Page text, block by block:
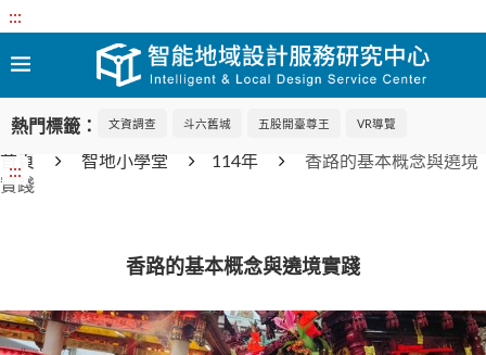
:::
熱門標籤： 文資調查 斗六舊城 五股開臺尊王 VR導覽
:::
首頁 智地小學堂 114年
香路的基本概念與遶境
實踐
香路的基本概念與遶境實踐